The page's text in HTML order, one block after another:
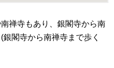
禅寺もあり、銀閣寺から南
閣寺から南禅寺まで歩く